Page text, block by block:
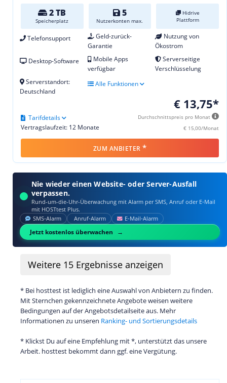
2 TB
Speicherplatz
5
Nutzerkonten max.
Hidrive
Plattform
Telefonsupport
Geld-zurück-
Garantie
Nutzung von
Ökostrom
Desktop-Software
Mobile Apps
verfügbar
Serverseitige
Verschlüsselung
Serverstandort:
Deutschland
Alle Funktionen
€ 13,75*
Durchschnittspreis pro Monat
€ 15,00/Monat
Vertragslaufzeit: 12 Monate
Tarifdetails
ZUM ANBIETER *
Nie wieder einen Website- oder Server-Ausfall
verpassen.
Rund-um-die-Uhr-Überwachung mit Alarm per SMS, Anruf oder E‑Mail
mit HOSTtest Plus.
SMS‑Alarm Anruf‑Alarm E‑Mail‑Alarm
Jetzt kostenlos überwachen
Weitere 15 Ergebnisse anzeigen
* Bei hosttest ist lediglich eine Auswahl von Anbietern zu finden.
Mit Sternchen gekennzeichnete Angebote weisen weitere
Bedingungen auf der Angebotsdetailseite aus. Mehr
Informationen zu unseren Ranking- und Sortierungsdetails
* Klickst Du auf eine Empfehlung mit *, unterstützt das unsere
Arbeit. hosttest bekommt dann ggf. eine Vergütung.